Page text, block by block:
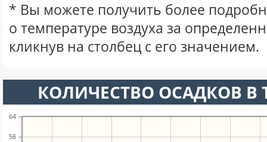
* Вы можете получить более
о температуре воздуха за
кликнув на столбец с его значением.
КОЛИЧЕСТВО ОСАДКОВ В
56
64